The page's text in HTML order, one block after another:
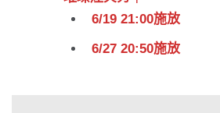
6/19 21:00施放
6/27 20:50施放